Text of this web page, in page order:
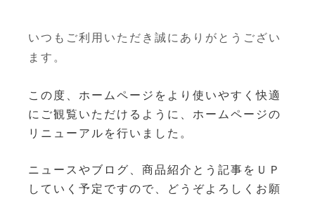
いつもご利用いただき誠にありがとうござい
ます。
この度、ホームページをより使いやすく快適
にご観覧いただけるように、ホームページの
リニューアルを行いました。
ニュースやブログ、商品紹介とう記事をＵＰ
していく予定ですので、どうぞよろしくお願